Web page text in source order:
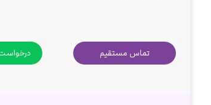
تماس مستقیم